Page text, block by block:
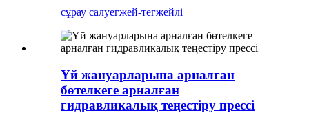
сұрау салуегжей-тегжейлі
Үй жануарларына арналған
бөтелкеге ​​арналған
гидравликалық теңестіру прессі